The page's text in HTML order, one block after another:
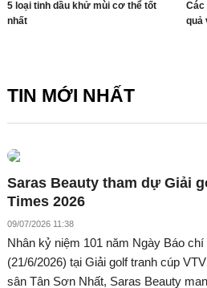
5 loại tinh dầu khử mùi cơ thể tốt
nhất
Các
quả
TIN MỚI NHẤT
Saras Beauty tham dự Giải
Times 2026
09/07/2026 11:38
Nhân kỷ niệm 101 năm Ngày Báo
(21/6/2026) tại Giải golf tranh cúp
sân Tân Sơn Nhất, Saras Beauty